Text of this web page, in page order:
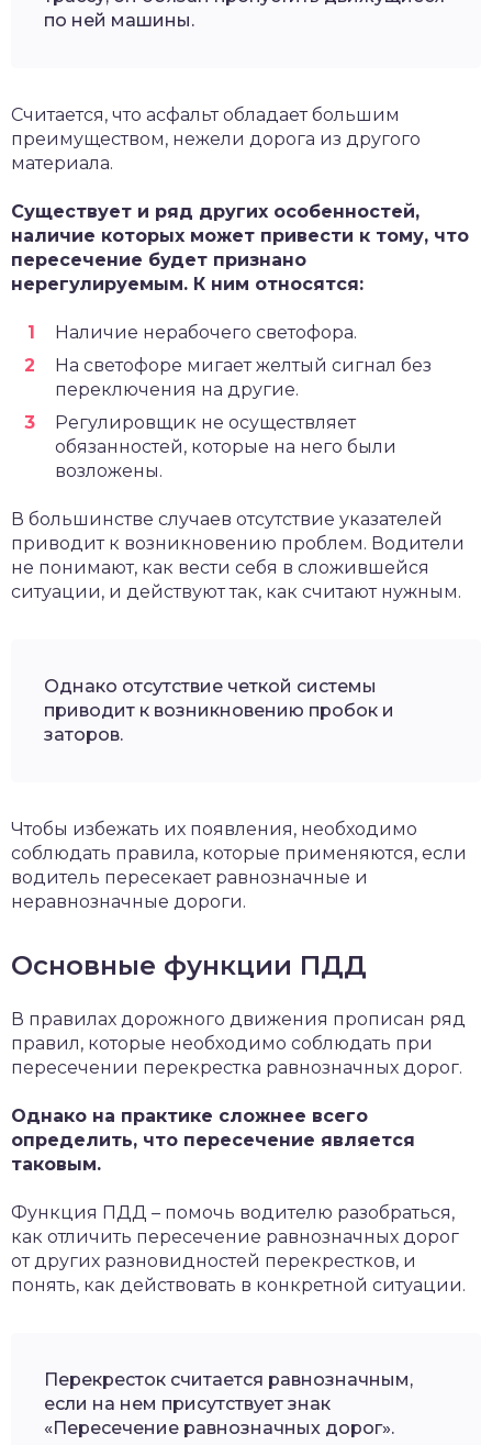
по ней машины.
Считается, что асфальт обладает большим
преимуществом, нежели дорога из другого
материала.
Существует и ряд других особенностей,
наличие которых может привести к тому, что
пересечение будет признано
нерегулируемым. К ним относятся:
Наличие нерабочего светофора.
На светофоре мигает желтый сигнал без
переключения на другие.
Регулировщик не осуществляет
обязанностей, которые на него были
возложены.
В большинстве случаев отсутствие указателей
приводит к возникновению проблем. Водители
не понимают, как вести себя в сложившейся
ситуации, и действуют так, как считают нужным.
Однако отсутствие четкой системы
приводит к возникновению пробок и
заторов.
Чтобы избежать их появления, необходимо
соблюдать правила, которые применяются, если
водитель пересекает равнозначные и
неравнозначные дороги.
Основные функции ПДД
В правилах дорожного движения прописан ряд
правил, которые необходимо соблюдать при
пересечении перекрестка равнозначных дорог.
Однако на практике сложнее всего
определить, что пересечение является
таковым.
Функция ПДД – помочь водителю разобраться,
как отличить пересечение равнозначных дорог
от других разновидностей перекрестков, и
понять, как действовать в конкретной ситуации.
Перекресток считается равнозначным,
если на нем присутствует знак
«Пересечение равнозначных дорог».